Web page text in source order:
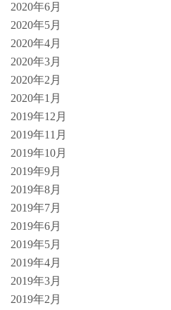
2020年6月
2020年5月
2020年4月
2020年3月
2020年2月
2020年1月
2019年12月
2019年11月
2019年10月
2019年9月
2019年8月
2019年7月
2019年6月
2019年5月
2019年4月
2019年3月
2019年2月